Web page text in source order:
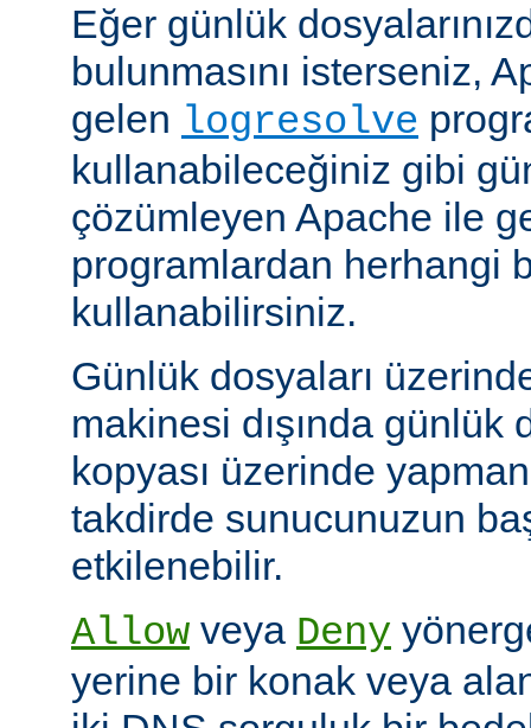
Eğer günlük
bulunmasını isterseniz,
gelen logresolve
kullanabileceğiniz gibi
çözümleyen Apache ile
programlardan herhangi
kullanabilirsiniz.
Günlük dosyaları
makinesi dışında günlük
kopyası üzerinde
takdirde sunucunuzun
etkilenebilir.
Allow veya Deny
yerine bir konak veya